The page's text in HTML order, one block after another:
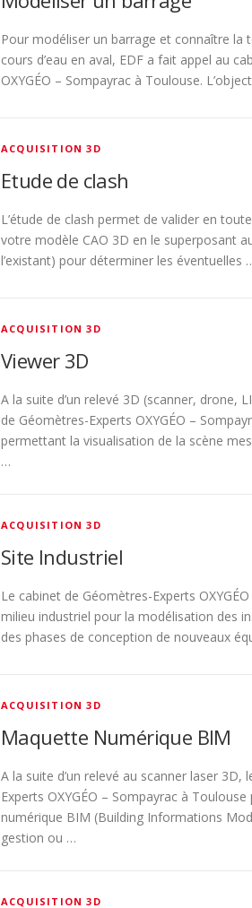
Pour modéliser un barrage et connaître la
cours d’eau en aval, EDF a fait appel au
OXYGÉO – Sompayrac à Toulouse.
ACQUISITION 3D
Etude de clash
L’étude de clash permet de valider en
votre modèle CAO 3D en le superposant
l’existant) pour déterminer les éventuelles
ACQUISITION 3D
Viewer 3D
A la suite d’un relevé 3D (scanner, drone,
de Géomètres-Experts OXYGÉO –
permettant la visualisation de la scène
…
ACQUISITION 3D
Site Industriel
Le cabinet de Géomètres-Experts
milieu industriel pour la modélisation des
des phases de conception de nouveaux
ACQUISITION 3D
Maquette Numérique BIM
A la suite d’un relevé au scanner laser 3D,
Experts OXYGÉO – Sompayrac à
numérique BIM (Building Informations
gestion ou …
ACQUISITION 3D